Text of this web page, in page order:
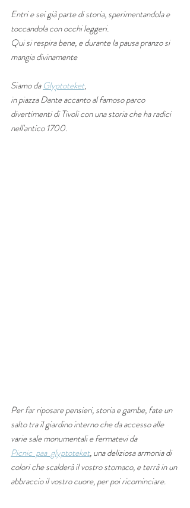
Entri e sei già parte di storia, sperimentandola e
toccandola con occhi leggeri.
Qui si respira bene, e durante la pausa pranzo si
mangia divinamente
Siamo da Glyptoteket,
in piazza Dante accanto al famoso parco
divertimenti di Tivoli con una storia che ha radici
nell'antico 1700.
Per far riposare pensieri, storia e gambe, fate un
salto tra il giardino interno che da accesso alle
varie sale monumentali e fermatevi da
Picnic_paa_glyptoteket, una deliziosa armonia di
colori che scalderà il vostro stomaco, e terrà in un
abbraccio il vostro cuore, per poi ricominciare.